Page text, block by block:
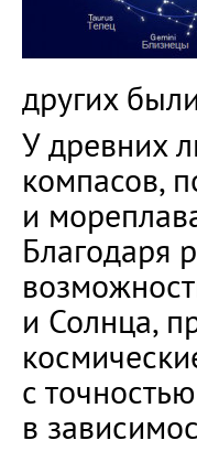
других
У древних
компасов,
и
Благодаря
и Солнца,
с
в